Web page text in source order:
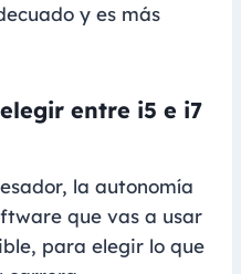
y es más
entre i5 e i7
la autonomía
que vas a usar
para elegir lo que